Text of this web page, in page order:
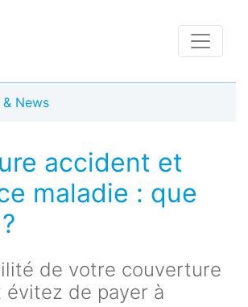
News
accident et
maladie : que
de votre couverture
de payer à